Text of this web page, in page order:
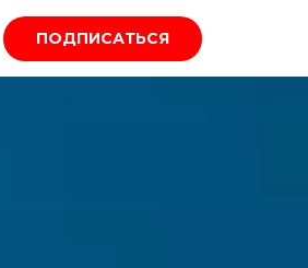
ПОДПИСАТЬСЯ